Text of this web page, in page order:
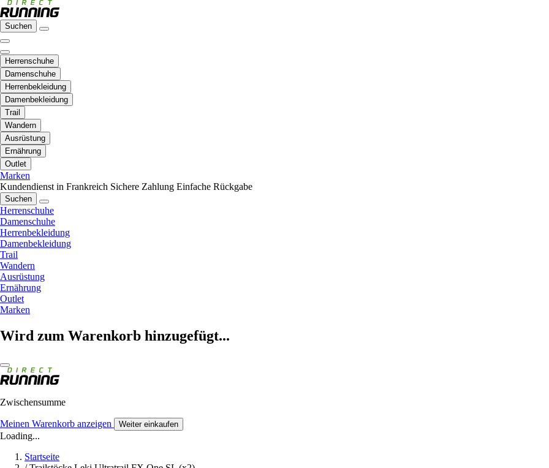
Suchen
Herrenschuhe
Damenschuhe
Herrenbekleidung
Damenbekleidung
Trail
Wandern
Ausrüstung
Ernährung
Outlet
Marken
Kundendienst in Frankreich Sichere Zahlung Einfache Rückgabe
Suchen
Herrenschuhe
Damenschuhe
Herrenbekleidung
Damenbekleidung
Trail
Wandern
Ausrüstung
Ernährung
Outlet
Marken
Wird zum Warenkorb hinzugefügt...
Zwischensumme
Meinen Warenkorb anzeigen Weiter einkaufen
Loading...
Startseite